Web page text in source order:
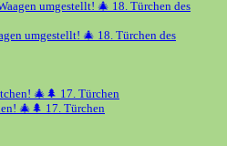
umgestellt! 🎄 18. Türchen des
🎄🌲 17. Türchen